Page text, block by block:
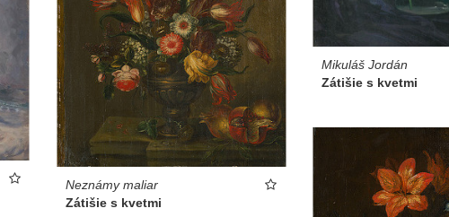
Mikuláš Jordán
Zátišie s kvetmi
Neznámy maliar
Zátišie s kvetmi